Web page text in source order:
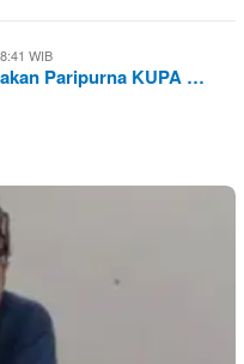
WIB
Paripurna KUPA …